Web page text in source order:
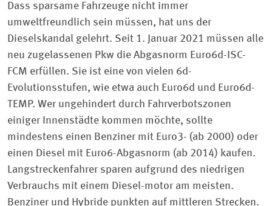
Dass sparsame Fahrzeuge nicht immer
umweltfreundlich sein müssen, hat uns der
Dieselskandal gelehrt. Seit 1. Januar 2021 müssen alle
neu zugelassenen Pkw die Abgasnorm Euro6d-ISC-
FCM erfüllen. Sie ist eine von vielen 6d-
Evolutionsstufen, wie etwa auch Euro6d und Euro6d-
TEMP. Wer ungehindert durch Fahrverbotszonen
einiger Innenstädte kommen möchte, sollte
mindestens einen Benziner mit Euro3- (ab 2000) oder
einen Diesel mit Euro6-Abgasnorm (ab 2014) kaufen.
Langstreckenfahrer sparen aufgrund des niedrigen
Verbrauchs mit einem Diesel-motor am meisten.
Benziner und Hybride punkten auf mittleren Strecken.